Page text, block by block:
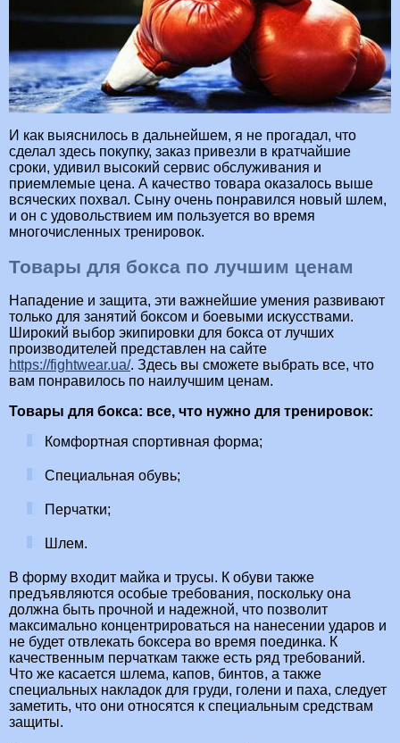
И как выяснилось в дальнейшем, я не прогадал, что
сделал здесь покупку, заказ привезли в кратчайшие
сроки, удивил высокий сервис обслуживания и
приемлемые цена. А качество товара оказалось выше
всяческих похвал. Сыну очень понравился новый шлем,
и он с удовольствием им пользуется во время
многочисленных тренировок.
Товары для бокса по лучшим ценам
Нападение и защита, эти важнейшие умения развивают
только для занятий боксом и боевыми искусствами.
Широкий выбор экипировки для бокса от лучших
производителей представлен на сайте
https://fightwear.ua/. Здесь вы сможете выбрать все, что
вам понравилось по наилучшим ценам.
Товары для бокса: все, что нужно для тренировок:
Комфортная спортивная форма;
Специальная обувь;
Перчатки;
Шлем.
В форму входит майка и трусы. К обуви также
предъявляются особые требования, поскольку она
должна быть прочной и надежной, что позволит
максимально концентрироваться на нанесении ударов и
не будет отвлекать боксера во время поединка. К
качественным перчаткам также есть ряд требований.
Что же касается шлема, капов, бинтов, а также
специальных накладок для груди, голени и паха, следует
заметить, что они относятся к специальным средствам
защиты.